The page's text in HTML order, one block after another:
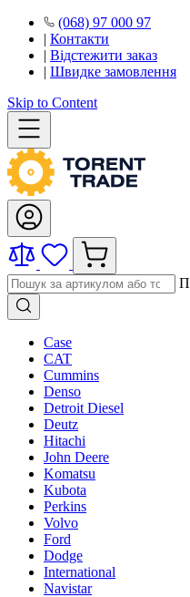
(068) 97 000 97
| Контакти
| Відстежити заказ
| Швидке замовлення
Skip to Content
Case
CAT
Cummins
Denso
Detroit Diesel
Deutz
Hitachi
John Deere
Komatsu
Kubota
Perkins
Volvo
Ford
Dodge
International
Navistar